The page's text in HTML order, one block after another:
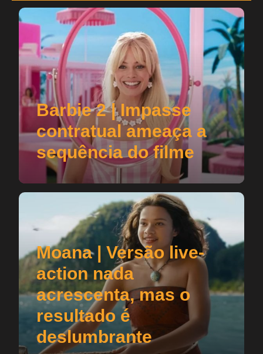
Barbie 2 | Impasse
contratual ameaça a
sequência do filme
Moana | Versão live-
action nada
acrescenta, mas o
resultado é
deslumbrante